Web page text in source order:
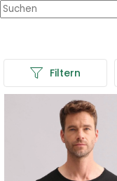
Filtern